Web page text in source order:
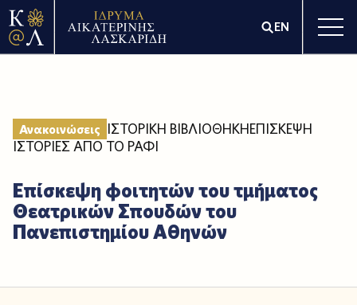
EN
Ανακοινώσεις ΙΣΤΟΡΙΚΗ ΒΙΒΛΙΟΘΗΚΗΕΠΙΣΚΕΨΗ
ΙΣΤΟΡΙΕΣ ΑΠΟ ΤΟ ΡΑΦΙ
Επίσκεψη φοιτητών του τμήματος
Θεατρικών Σπουδών του
Πανεπιστημίου Αθηνών